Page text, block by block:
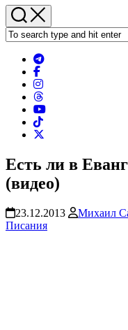
Есть ли в
(видео)
23.12.2013 Михаил
Писания